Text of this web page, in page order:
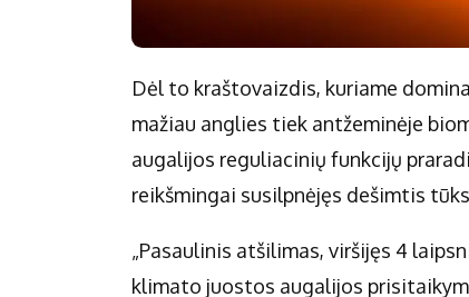
Dėl to kraštovaizdis, kuriame
mažiau anglies tiek antžeminėje
augalijos reguliacinių funkcijų
reikšmingai susilpnėjęs dešimtis
„Pasaulinis atšilimas, viršijęs 4
klimato juostos augalijos